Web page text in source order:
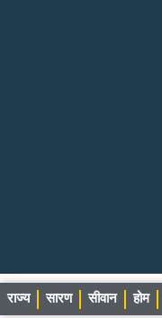
राज्य सारण सीवान होम